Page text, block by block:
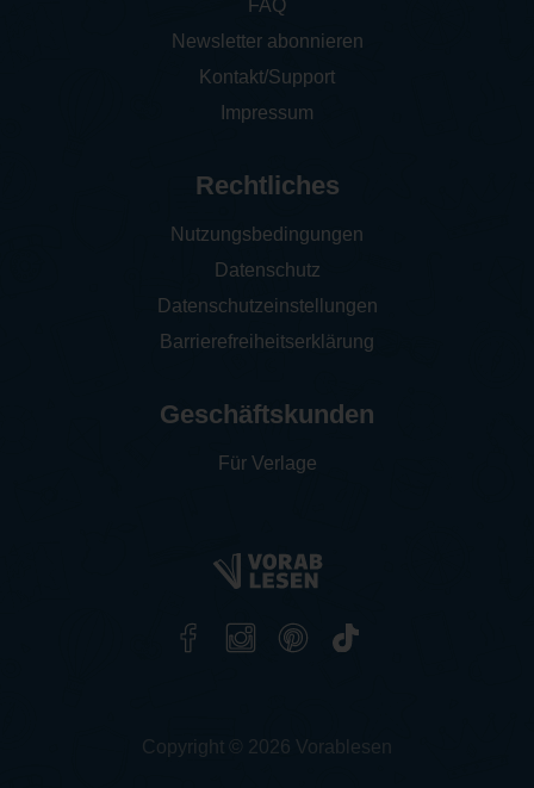
FAQ
Newsletter abonnieren
Kontakt/Support
Impressum
Rechtliches
Nutzungsbedingungen
Datenschutz
Datenschutzeinstellungen
Barrierefreiheitserklärung
Geschäftskunden
Für Verlage
Copyright © 2026 Vorablesen